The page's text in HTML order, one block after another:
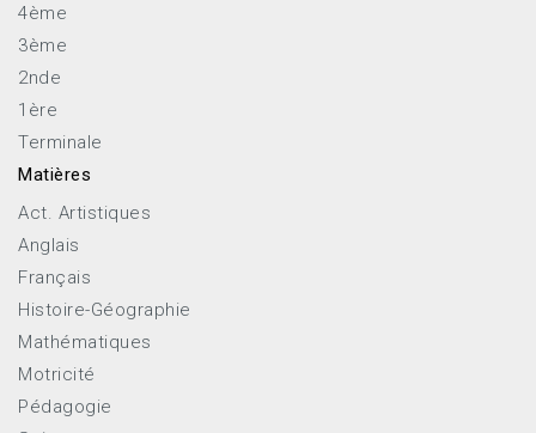
4ème
3ème
2nde
1ère
Terminale
Matières
Act. Artistiques
Anglais
Français
Histoire-Géographie
Mathématiques
Motricité
Pédagogie